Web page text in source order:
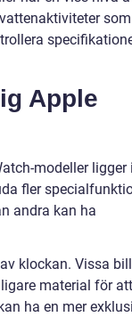
som
Apple
modeller ligger
fler
andra kan ha
klockan. Vissa
material för
ha en mer